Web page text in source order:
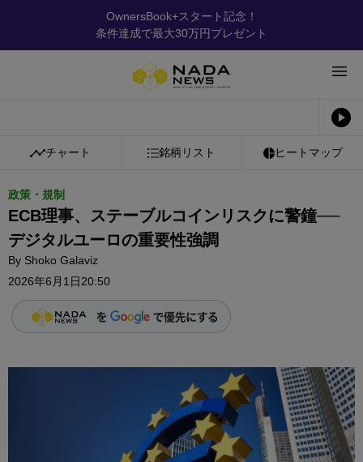
OwnersBook+スタート記念！
条件達成で最大30万円プレゼント
チャート 銘柄リスト ヒートマップ
政策・規制
ECB理事、ステーブルコインリスクに警鐘──
デジタルユーロの重要性強調
By Shoko Galaviz
2026年6月1日20:50